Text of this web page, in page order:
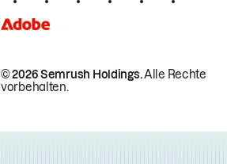
© 2026 Semrush Holdings.Alle Rechte
vorbehalten.